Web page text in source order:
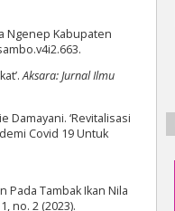
Ngenep Kabupaten
Aksara: Jurnal Ilmu
Damayani. ‘Revitalisasi
Covid 19 Untuk
Pada Tambak Ikan Nila
1, no. 2 (2023).